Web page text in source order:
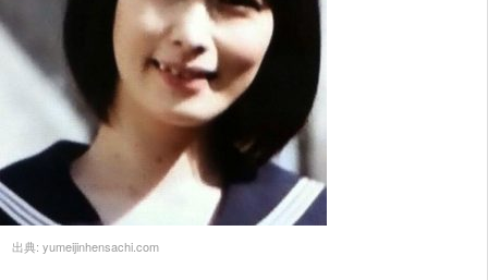
出典: yumeijinhensachi.com